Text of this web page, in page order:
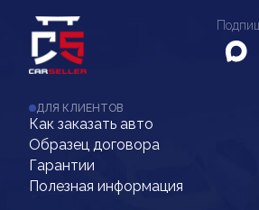
ДЛЯ КЛИЕНТОВ
Как заказать авто
Образец договора
Гарантии
Полезная информация